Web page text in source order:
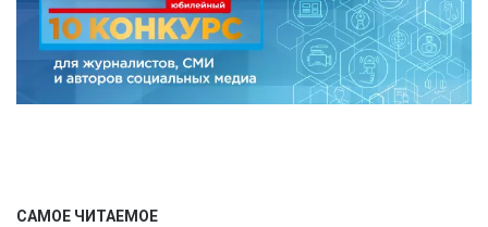
САМОЕ ЧИТАЕМОЕ